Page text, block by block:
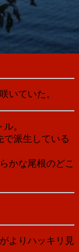
いていた。
。
で派生している
かな尾根のどこ
よりハッキリ見